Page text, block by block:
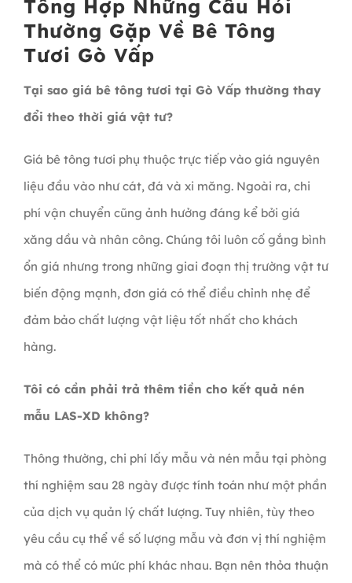
Tổng Hợp Những Câu Hỏi
Thường Gặp Về Bê Tông
Tươi Gò Vấp
Tại sao giá bê tông tươi tại Gò Vấp thường thay
đổi theo thời giá vật tư?
Giá bê tông tươi phụ thuộc trực tiếp vào giá nguyên
liệu đầu vào như cát, đá và xi măng. Ngoài ra, chi
phí vận chuyển cũng ảnh hưởng đáng kể bởi giá
xăng dầu và nhân công. Chúng tôi luôn cố gắng bình
ổn giá nhưng trong những giai đoạn thị trường vật tư
biến động mạnh, đơn giá có thể điều chỉnh nhẹ để
đảm bảo chất lượng vật liệu tốt nhất cho khách
hàng.
Tôi có cần phải trả thêm tiền cho kết quả nén
mẫu LAS-XD không?
Thông thường, chi phí lấy mẫu và nén mẫu tại phòng
thí nghiệm sau 28 ngày được tính toán như một phần
của dịch vụ quản lý chất lượng. Tuy nhiên, tùy theo
yêu cầu cụ thể về số lượng mẫu và đơn vị thí nghiệm
mà có thể có mức phí khác nhau. Bạn nên thỏa thuận